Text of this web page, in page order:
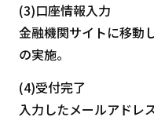
(3)口座情報入力
金融機関サイトに移動
の実施。
(4)受付完了
入力したメールアドレ